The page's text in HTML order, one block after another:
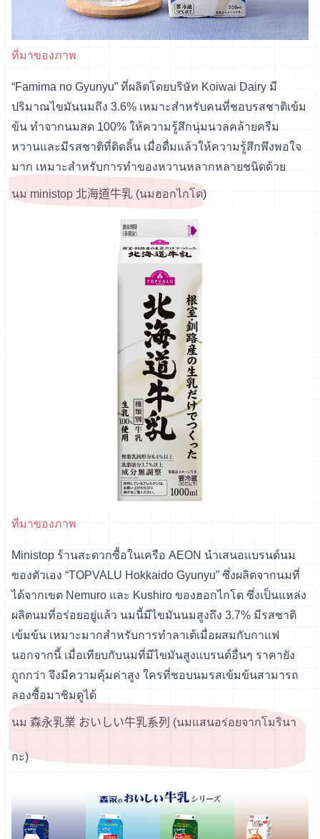
ที่มาของภาพ
“Famima no Gyunyu” ที่ผลิตโดยบริษัท Koiwai Dairy มี
ปริมาณไขมันนมถึง 3.6% เหมาะสำหรับคนที่ชอบรสชาติเข้ม
ข้น ทำจากนมสด 100% ให้ความรู้สึกนุ่มนวลคล้ายครีม
หวานและมีรสชาติที่ติดลิ้น เมื่อดื่มแล้วให้ความรู้สึกพึงพอใจ
มาก เหมาะสำหรับการทำของหวานหลากหลายชนิดด้วย
นม ministop 北海道牛乳 (นมฮอกไกโด)
ที่มาของภาพ
Ministop ร้านสะดวกซื้อในเครือ AEON นำเสนอแบรนด์นม
ของตัวเอง “TOPVALU Hokkaido Gyunyu” ซึ่งผลิตจากนมที่
ได้จากเขต Nemuro และ Kushiro ของฮอกไกโด ซึ่งเป็นแหล่ง
ผลิตนมที่อร่อยอยู่แล้ว นมนี้มีไขมันนมสูงถึง 3.7% มีรสชาติ
เข้มข้น เหมาะมากสำหรับการทำลาเต้เมื่อผสมกับกาแฟ
นอกจากนี้ เมื่อเทียบกับนมที่มีไขมันสูงแบรนด์อื่นๆ ราคายัง
ถูกกว่า จึงมีความคุ้มค่าสูง ใครที่ชอบนมรสเข้มข้นสามารถ
ลองซื้อมาชิมดูได้
นม 森永乳業 おいしい牛乳系列 (นมแสนอร่อยจากโมรินา
กะ)